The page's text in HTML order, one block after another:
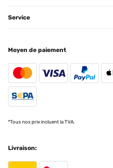
Service
Moyen de paiement
*Tous nos prix incluent la TVA.
Livraison: